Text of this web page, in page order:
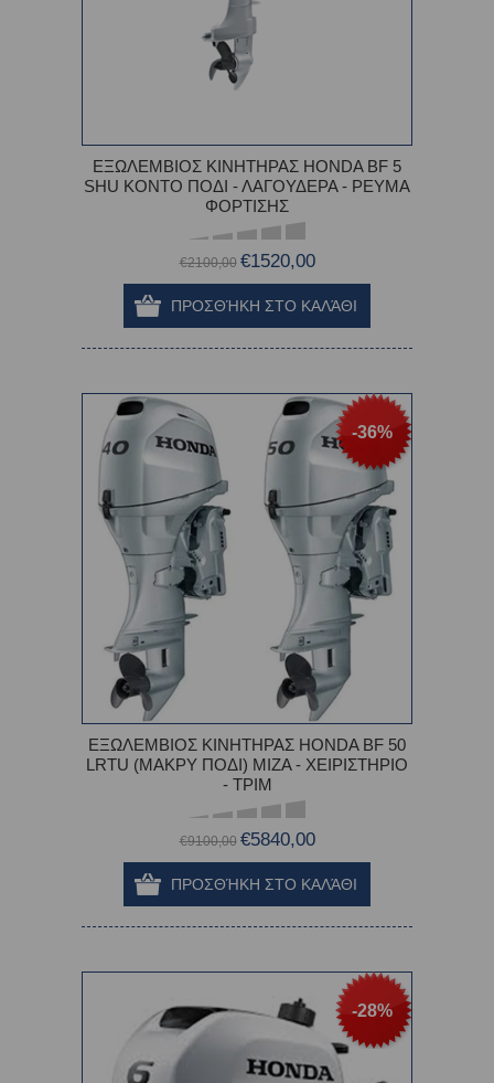
ΕΞΩΛΕΜΒΙΟΣ ΚΙΝΗΤΗΡΑΣ HONDA BF 5
SHU ΚΟΝΤΟ ΠΟΔΙ - ΛΑΓΟΥΔΕΡΑ - ΡΕΥΜΑ
ΦΟΡΤΙΣΗΣ
€2100,00 €1520,00
-36%
ΕΞΩΛΕΜΒΙΟΣ ΚΙΝΗΤΗΡΑΣ HONDA BF 50
LRTU (ΜΑΚΡΥ ΠΟΔΙ) ΜΙΖΑ - ΧΕΙΡΙΣΤΗΡΙΟ
- ΤΡΙΜ
€9100,00 €5840,00
-28%